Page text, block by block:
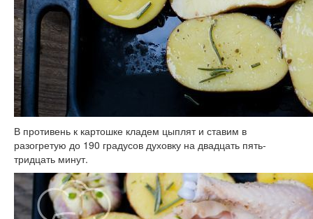
В противень к картошке кладем цыплят и ставим в
разогретую до 190 градусов духовку на двадцать пять-
тридцать минут.